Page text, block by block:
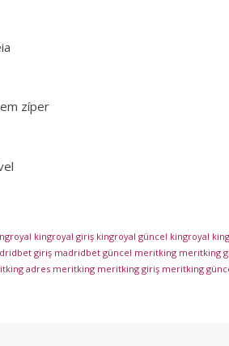
zíper
kingroyal giriş kingroyal güncel kingroyal
giriş madridbet güncel meritking meritking
adres meritking meritking giriş meritking